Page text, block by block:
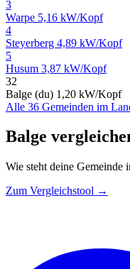
3
Warpe 5,16 kW/Kopf
4
Steyerberg 4,89 kW/Kopf
5
Husum 3,87 kW/Kopf
32
Balge (du) 1,20 kW/Kopf
Alle 36 Gemeinden im
Balge
Wie steht deine Gemeinde
Zum Vergleichstool →